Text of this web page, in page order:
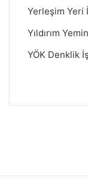
Yerleşim Yeri
Yıldırım
YÖK Denklik